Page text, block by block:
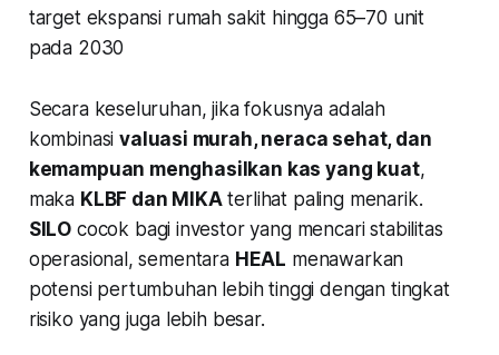
target ekspansi rumah sakit hingga 65–70 unit
pada 2030
Secara keseluruhan, jika fokusnya adalah
kombinasivaluasi murah, neraca sehat, dan
kemampuan menghasilkan kas yang kuat,
maka KLBF dan MIKAterlihat paling menarik.
SILO cocok bagi investor yang mencari stabilitas
operasional, sementara HEAL menawarkan
potensi pertumbuhan lebih tinggi dengan tingkat
risiko yang juga lebih besar.